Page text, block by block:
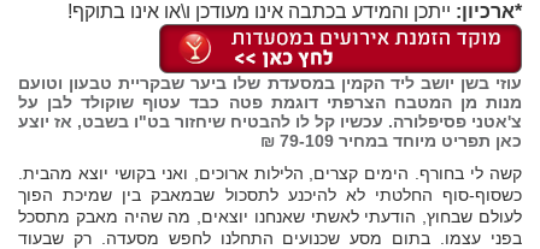
*ארכיון: ייתכן והמידע בכתבה אינו מעודכן ו\או אינו בתוקף!
עוזי בשן יושב ליד הקמין במסעדת שלו ביער שבקריית טבעון וטועם
מנות מן המטבח הצרפתי דוגמת פטה כבד עטוף שוקולד לבן על
צ'אטני פסיפלורה. עכשיו קל לו להבטיח שיחזור בט"ו בשבט, אז יוצע
כאן תפריט מיוחד במחיר 79-109 ₪
קשה לי בחורף. הימים קצרים, הלילות ארוכים, ואני בקושי יוצא מהבית.
כשסוף-סוף החלטתי לא להיכנע לתסכול שבמאבק בין שמיכת הפוך
לעולם שבחוץ, הודעתי לאשתי שאנחנו יוצאים, מה שהיה מאבק מתסכל
בפני עצמו. בתום מסע שכנועים התחלנו לחפש מסעדה. רק שבעוד